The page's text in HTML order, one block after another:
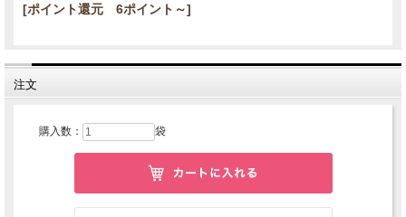
[ポイント還元 6ポイント～]
注文
購入数： 袋